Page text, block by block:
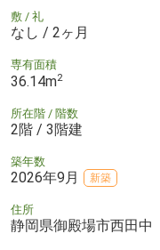
敷 / 礼
なし / 2ヶ月
専有面積
36.14m2
所在階 / 階数
2階 / 3階建
築年数
2026年9月 新築
住所
静岡県御殿場市西田中